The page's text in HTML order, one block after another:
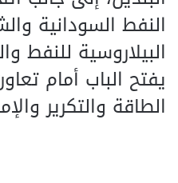
النفط السودانية
البيلاروسية للنفط
يفتح الباب أمام
الطاقة والتكرير